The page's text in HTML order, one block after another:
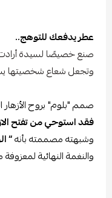
عطر يدفعك للتوهج..
صنع خصيصًا لسيدة
وتجعل شعاع شخصيتها
صمم "بلوم" بروح الأزهار
فقد استوحي من تفتح
وشبهته مصممته بأنه“
والنغمة النهائية